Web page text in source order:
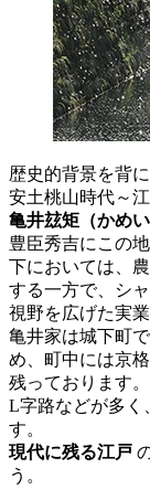
歴史的背景を背
安土桃山時代～
亀井玆矩（かめい
豊臣秀吉にこの
下においては、
する一方で、シ
視野を広げた実業
亀井家は城下町
め、町中には京
残っております
L字路などが多く
す。
現代に残る江戸
う。